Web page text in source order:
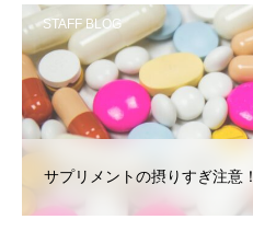
STAFF BLOG
サプリメントの摂りすぎ注意！